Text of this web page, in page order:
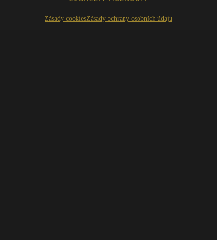
Zásady cookiesZásady ochrany osobních údajů